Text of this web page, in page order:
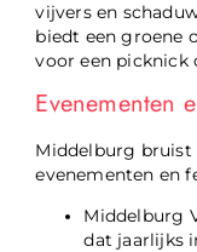
vijvers en
biedt een groene
voor een picknick
Evenementen
Middelburg bruist
evenementen en
Middelburg
dat jaarlijks